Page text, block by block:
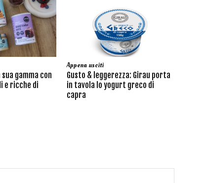
gamma con
e ricche di
Appena usciti
Gusto & leggerezza: Girau porta
in tavola lo yogurt greco di
capra